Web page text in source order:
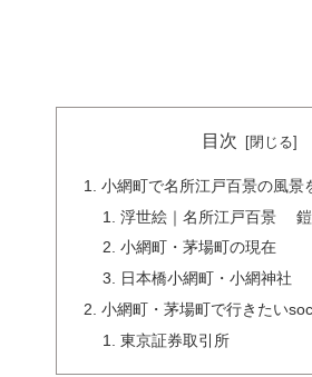
目次
小網町で名所江戸百景の風景
浮世絵｜名所江戸百景 鎧
小網町・茅場町の現在
日本橋小網町・小網神社
小網町・茅場町で行きたい
東京証券取引所